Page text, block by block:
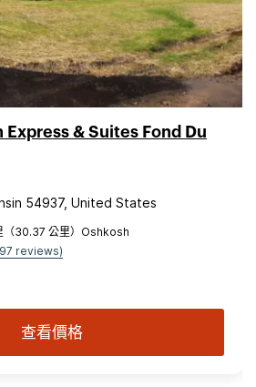
Express & Suites Fond Du
54937, United States
（30.37 公里）Oshkosh
reviews)
查看價格